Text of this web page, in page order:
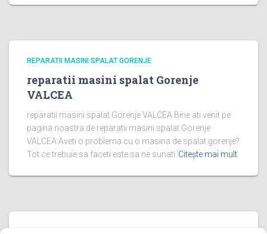
REPARATII MASINI SPALAT GORENJE
reparatii masini spalat Gorenje
VALCEA
reparatii masini spalat Gorenje VALCEA Bine ati venit pe
pagina noastra de reparatii masini spalat Gorenje
VALCEA Aveti o problema cu o masina de spalat gorenje?
Tot ce trebuie sa faceti este sa ne sunati Citește mai mult